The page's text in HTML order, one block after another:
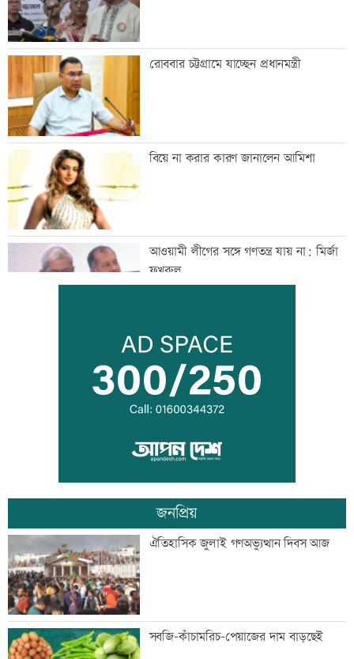
রোববার চট্টগ্রামে যাচ্ছেন প্রধানমন্ত্রী
বিয়ে না করার কারণ জানালেন আমিশা
আওয়ামী লীগের সঙ্গে গণতন্ত্র যায় না: মির্জা
ফখরুল
ডেপুটি ম্যানেজার চেয়ে ব্র্যাকে নিয়োগ
‘আমার স্বপ্ন আপনাদের কাছে দিয়ে গেলাম’
মেহেরপুর সীমান্তে নারীসহ ৫ জনকে পুশইনের
চেষ্টা, বিজিবির প্রতিরোধে ব্যর্থ
থাইল্যান্ডে ১৪ বছরের শিক্ষার্থীর গুলিতে নিহত
৬
জনপ্রিয়
ঐতিহাসিক জুলাই গণঅভ্যুত্থান দিবস আজ
সবজি-কাঁচামরিচ-পেয়াজের দাম বাড়ছেই